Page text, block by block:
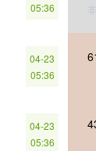
05:36
04-23
05:36
04-23
05:36